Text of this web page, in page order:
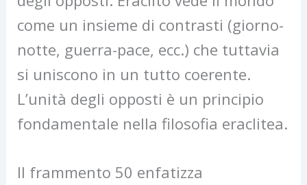
come un insieme di contrasti (giorno-
notte, guerra-pace, ecc.) che tuttavia
si uniscono in un tutto coerente.
L’unità degli opposti è un principio
fondamentale nella filosofia eraclitea.
Il frammento 50 enfatizza